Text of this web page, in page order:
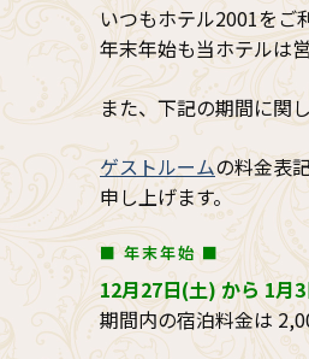
いつもホテル2001をご
年末年始も当ホテルは
また、下記の期間に関
ゲストルームの料金表
申し上げます。
■ 年末年始 ■
12月27日(土) から 1月
期間内の宿泊料金は